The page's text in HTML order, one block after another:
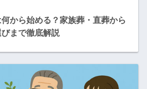
から始める？家族葬・直葬から
まで徹底解説